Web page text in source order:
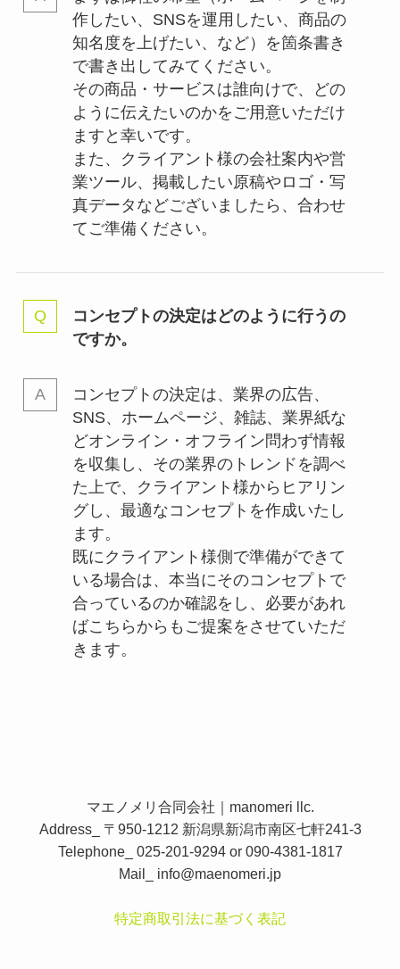
作したい、SNSを運用したい、商品の
知名度を上げたい、など）を箇条書き
で書き出してみてください。
その商品・サービスは誰向けで、どの
ように伝えたいのかをご用意いただけ
ますと幸いです。
また、クライアント様の会社案内や営
業ツール、掲載したい原稿やロゴ・写
真データなどございましたら、合わせ
てご準備ください。
コンセプトの決定はどのように行うの
ですか。
コンセプトの決定は、業界の広告、
SNS、ホームページ、雑誌、業界紙な
どオンライン・オフライン問わず情報
を収集し、その業界のトレンドを調べ
た上で、クライアント様からヒアリン
グし、最適なコンセプトを作成いたし
ます。
既にクライアント様側で準備ができて
いる場合は、本当にそのコンセプトで
合っているのか確認をし、必要があれ
ばこちらからもご提案をさせていただ
きます。
マエノメリ合同会社｜manomeri llc.
Address_ 〒950-1212 新潟県新潟市南区七軒241-3
Telephone_ 025-201-9294 or 090-4381-1817
Mail_ info@maenomeri.jp
特定商取引法に基づく表記